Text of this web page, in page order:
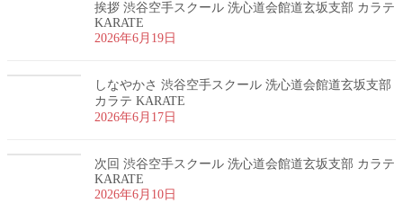
挨拶 渋谷空手スクール 洗心道会館道玄坂支部 カラテ
KARATE
2026年6月19日
しなやかさ 渋谷空手スクール 洗心道会館道玄坂支部
カラテ KARATE
2026年6月17日
次回 渋谷空手スクール 洗心道会館道玄坂支部 カラテ
KARATE
2026年6月10日